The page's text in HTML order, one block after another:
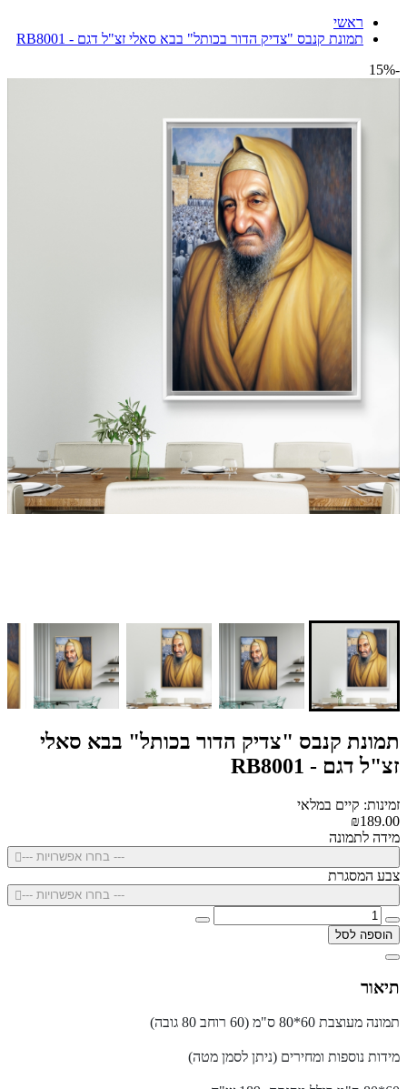
ראשי
תמונת קנבס "צדיק הדור בכותל" בבא סאלי זצ"ל דגם - RB8001
-15%
תמונת קנבס "צדיק הדור בכותל" בבא סאלי
זצ"ל דגם - RB8001
זמינות: קיים במלאי
₪189.00
מידה לתמונה
--- בחרו אפשרויות ---
צבע המסגרת
--- בחרו אפשרויות ---
הוספה לסל
תיאור
תמונה מעוצבת 60*80 ס"מ (60 רוחב 80 גובה)
מידות נוספות ומחירים (ניתן לסמן מטה)